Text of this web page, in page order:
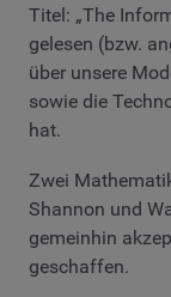
Titel: „The
gelesen (bzw.
über unsere
sowie die
hat.
Zwei
Shannon und
gemeinhin
geschaffen.